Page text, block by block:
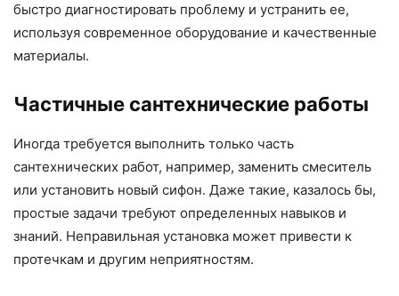
быстро диагностировать проблему и устранить ее,
используя современное оборудование и качественные
материалы.
Частичные сантехнические работы
Иногда требуется выполнить только часть
сантехнических работ, например, заменить смеситель
или установить новый сифон. Даже такие, казалось бы,
простые задачи требуют определенных навыков и
знаний. Неправильная установка может привести к
протечкам и другим неприятностям.